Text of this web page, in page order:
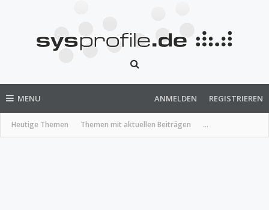
MENU
Heutige Themen Themen mit aktuellen Beiträgen ...
ANMELDEN REGISTRIEREN